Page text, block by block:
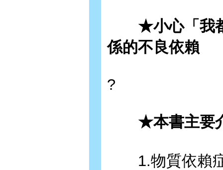
★小心「我都
係的不良依賴
?
★本書主要介
1.物質依賴症